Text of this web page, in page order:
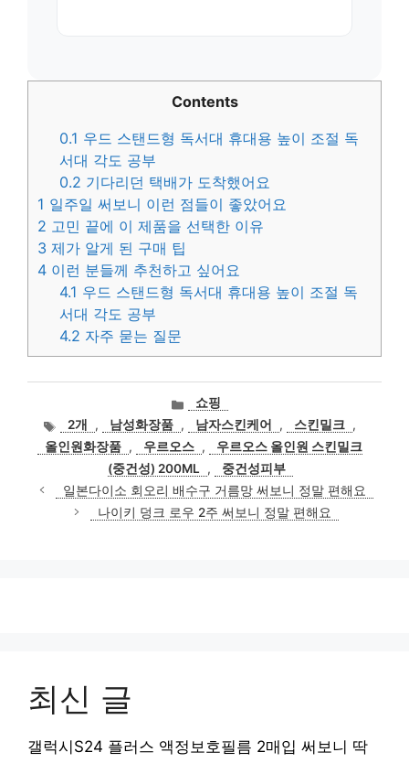
Contents
0.1 우드 스탠드형 독서대 휴대용 높이 조절 독
서대 각도 공부
0.2 기다리던 택배가 도착했어요
1 일주일 써보니 이런 점들이 좋았어요
2 고민 끝에 이 제품을 선택한 이유
3 제가 알게 된 구매 팁
4 이런 분들께 추천하고 싶어요
4.1 우드 스탠드형 독서대 휴대용 높이 조절 독
서대 각도 공부
4.2 자주 묻는 질문
카
테
고
리
쇼핑
태
그
2개 , 남성화장품 , 남자스킨케어 , 스킨밀크 ,
올인원화장품 , 우르오스 ,
우르오스 올인원 스킨밀크
(중건성) 200ML
,
중건성피부
일본다이소 회오리 배수구 거름망 써보니 정말 편해요
나이키 덩크 로우 2주 써보니 정말 편해요
최신 글
갤럭시S24 플러스 액정보호필름 2매입 써보니 딱